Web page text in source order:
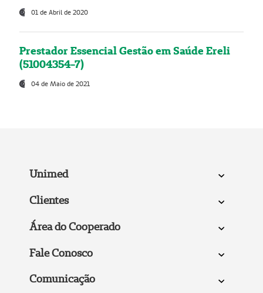
01 de Abril de 2020
Prestador Essencial Gestão em Saúde Ereli
(51004354-7)
04 de Maio de 2021
Unimed
Clientes
Área do Cooperado
Fale Conosco
Comunicação